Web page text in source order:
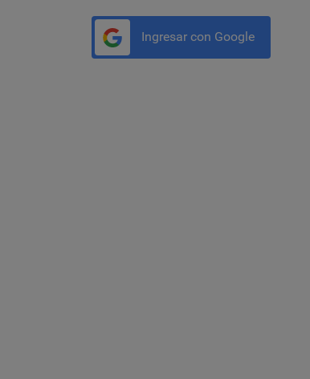
Ingresar con Google